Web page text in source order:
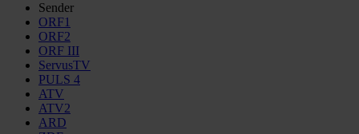
Sender
ORF1
ORF2
ORF III
ServusTV
PULS 4
ATV
ATV2
ARD